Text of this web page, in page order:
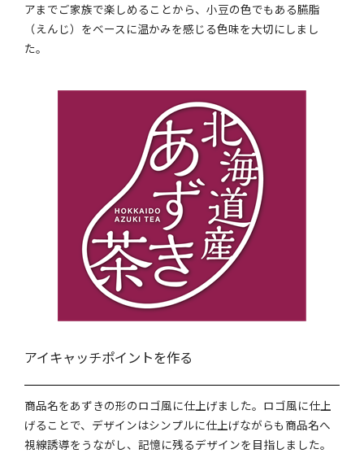
アまでご家族で楽しめることから、小豆の色でもある臙脂
（えんじ）をベースに温かみを感じる色味を大切にしまし
た。
アイキャッチポイントを作る
商品名をあずきの形のロゴ風に仕上げました。ロゴ風に仕上
げることで、デザインはシンプルに仕上げながらも商品名へ
視線誘導をうながし、記憶に残るデザインを目指しました。